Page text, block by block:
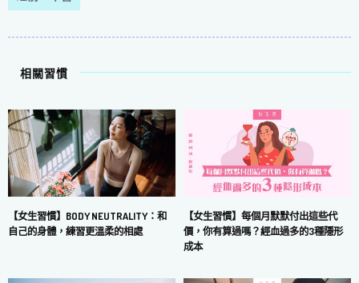
相關習慣
【女生習慣】BODY NEUTRALITY：和
自己的身體，練習更溫柔的相處
【女生習慣】每個月默默付出這些代
價，你有算過嗎？經血過多的3種隱形
成本